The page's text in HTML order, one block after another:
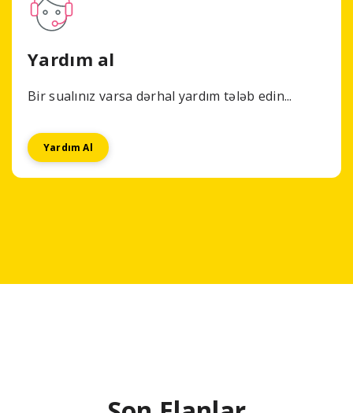
Yardım al
Bir sualınız varsa dərhal yardım tələb edin...
Yardım Al